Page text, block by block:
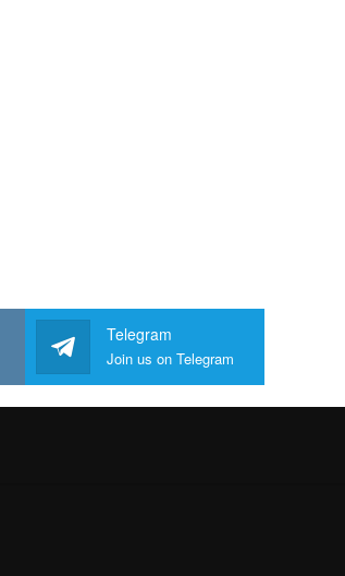
Telegram
Join us on Telegram